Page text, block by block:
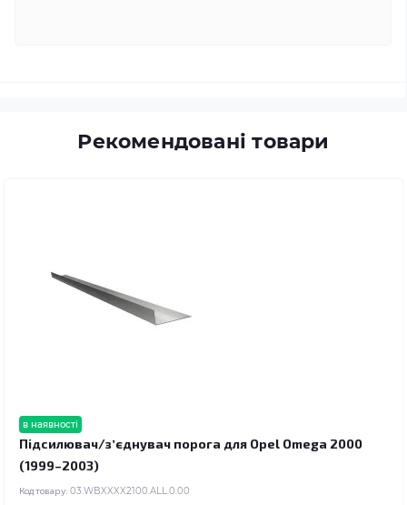
Рекомендовані товари
в наявності
Підсилювач/зʼєднувач порога для Opel Omega 2000
(1999–2003)
Код товару: 03.WBXXXX2100.ALL.0.00